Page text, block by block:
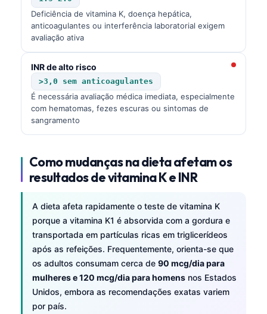
anticoagulantes ou interferência laboratorial exigem
avaliação ativa
INR de alto risco
>3,0 sem anticoagulantes
É necessária avaliação médica imediata, especialmente
com hematomas, fezes escuras ou sintomas de
sangramento
resultados de vitamina K e INR
porque a vitamina K1 é absorvida com a gordura e
transportada em partículas ricas em triglicerídeos
após as refeições. Frequentemente, orienta-se que
os adultos consumam cerca de90 mcg/dia para
mulheres e 120 mcg/dia para homensnos Estados
Unidos, embora as recomendações exatas variem
por país.
Татар теле
Беларуская мова
Esperanto
Frysk
Ślōnskŏ gŏdka